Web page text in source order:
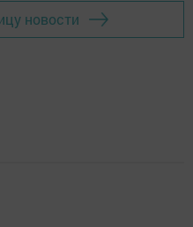
новости